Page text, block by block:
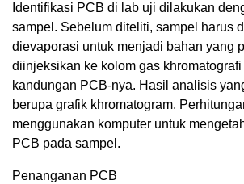
Identifikasi PCB di lab uji dilakukan
sampel. Sebelum diteliti, sampel harus
dievaporasi untuk menjadi bahan yang
diinjeksikan ke kolom gas
kandungan PCB-nya. Hasil analisis
berupa grafik khromatogram.
menggunakan komputer untuk
PCB pada sampel.
Penanganan PCB